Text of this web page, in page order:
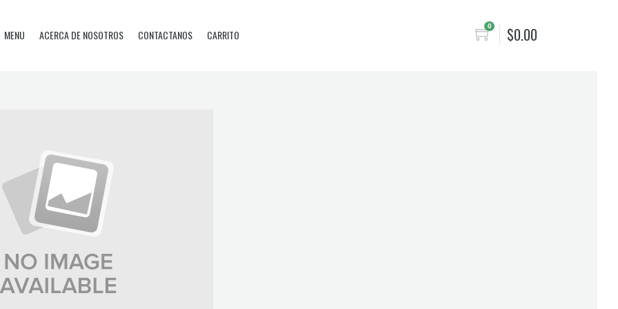
MENU ACERCA DE NOSOTROS CONTACTANOS CARRITO
0 $0.00